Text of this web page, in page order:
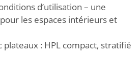
d’utilisation – une
les espaces intérieurs et
plateaux : HPL compact, stratifié